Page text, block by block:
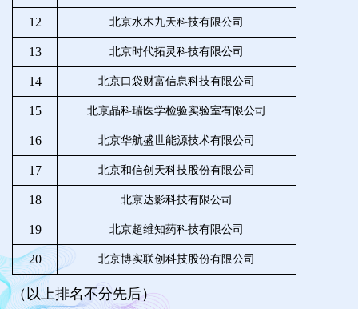
12 北京水木九天科技有限公司
13 北京时代拓灵科技有限公司
14 北京口袋财富信息科技有限公司
15 北京晶科瑞医学检验实验室有限公司
16 北京华航盛世能源技术有限公司
17 北京和信创天科技股份有限公司
18 北京达影科技有限公司
19 北京超维知药科技有限公司
20 北京博实联创科技股份有限公司
（以上排名不分先后）